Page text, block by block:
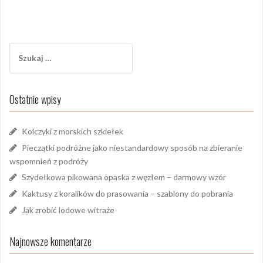
Ostatnie wpisy
Kolczyki z morskich szkiełek
Pieczątki podróżne jako niestandardowy sposób na zbieranie
wspomnień z podróży
Szydełkowa pikowana opaska z węzłem – darmowy wzór
Kaktusy z koralików do prasowania – szablony do pobrania
Jak zrobić lodowe witraże
Najnowsze komentarze